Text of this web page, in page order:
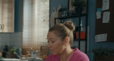
Barwy szczęścia